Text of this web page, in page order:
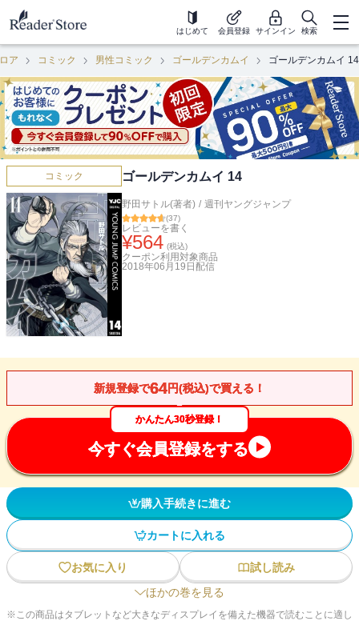
はじめて 会員登録 サインイン 検索
ア コミック 男性コミック ゴールデンカムイ ゴールデンカムイ 14
コミック ゴールデンカムイ 14
野田サトル(著者) / 週刊ヤングジャンプ
(37)
レビューを書く
¥564 (税込)
クーポン利用対象商品
2018年06月19日 配信
新規登録で64円(税込)で買える！
かんたん30秒登録！
今すぐ会員登録をする
購入手続きに進む
カートに入れる
お気に入り
試し読み
ほかの巻を見る
※この商品はタブレットなど大きなディスプレイを備えた機器で読むことに適し